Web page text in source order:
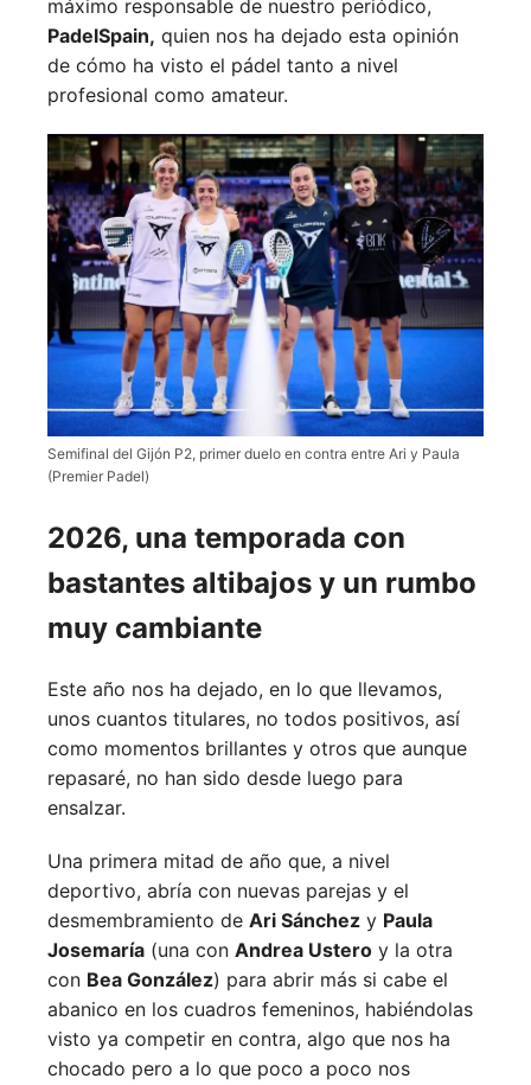
máximo responsable de nuestro periódico,
PadelSpain, quien nos ha dejado esta opinión
de cómo ha visto el pádel tanto a nivel
profesional como amateur.
Semifinal del Gijón P2, primer duelo en contra entre Ari y Paula
(Premier Padel)
2026, una temporada con
bastantes altibajos y un rumbo
muy cambiante
Este año nos ha dejado, en lo que llevamos,
unos cuantos titulares, no todos positivos, así
como momentos brillantes y otros que aunque
repasaré, no han sido desde luego para
ensalzar.
Una primera mitad de año que, a nivel
deportivo, abría con nuevas parejas y el
desmembramiento de Ari Sánchez y Paula
Josemaría (una con Andrea Ustero y la otra
con Bea González) para abrir más si cabe el
abanico en los cuadros femeninos, habiéndolas
visto ya competir en contra, algo que nos ha
chocado pero a lo que poco a poco nos